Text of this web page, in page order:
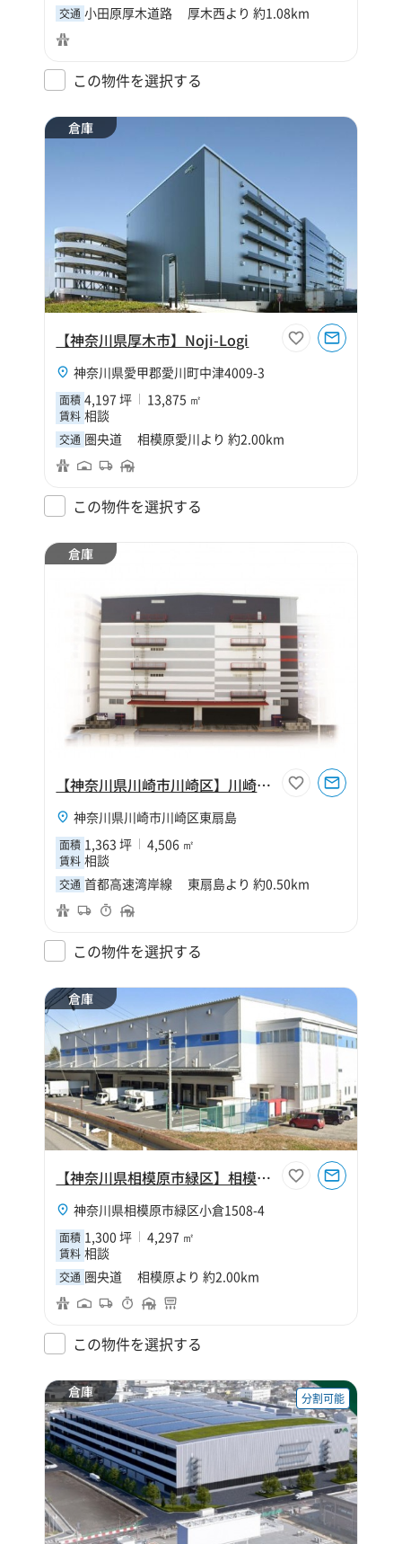
交通 小田原厚木道路 厚木西より 約1.08km
この物件を選択する
倉庫
【神奈川県厚木市】Noji-Logi
神奈川県愛甲郡愛川町中津4009-3
面積 4,197 坪 13,875 ㎡
賃料 相談
交通 圏央道 相模原愛川より 約2.00km
この物件を選択する
倉庫
【神奈川県川崎市川崎区】川崎市川崎区東扇島1363坪倉庫
神奈川県川崎市川崎区東扇島
面積 1,363 坪 4,506 ㎡
賃料 相談
交通 首都高速湾岸線 東扇島より 約0.50km
この物件を選択する
倉庫
【神奈川県相模原市緑区】相模原小倉センター
神奈川県相模原市緑区小倉1508-4
面積 1,300 坪 4,297 ㎡
賃料 相談
交通 圏央道 相模原より 約2.00km
この物件を選択する
倉庫 分割可能